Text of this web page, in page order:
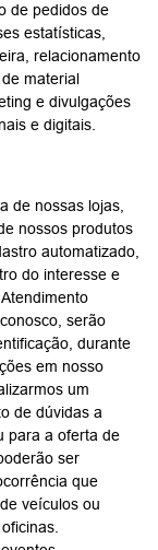
de pedidos de
estatísticas,
relacionamento
material
e divulgações
e digitais.
de nossas lojas,
nossos produtos
automatizado,
do interesse e
serão
durante
em nosso
um
de dúvidas a
para a oferta de
ser
que
veículos ou